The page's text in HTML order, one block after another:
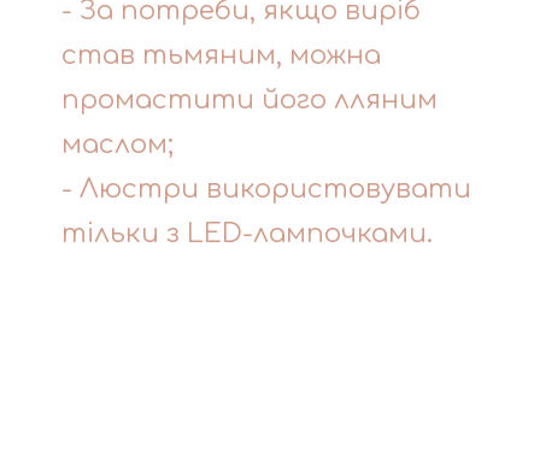
- За потреби, якщо виріб
став тьмяним, можна
промастити його лляним
маслом;
- Люстри використовувати
тільки з LED-лампочками.